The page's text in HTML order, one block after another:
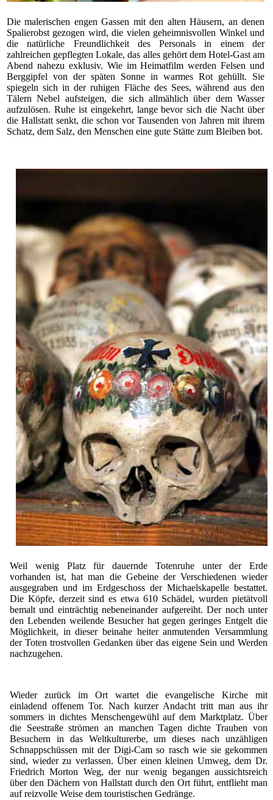
Die malerischen engen Gassen mit den alten Häusern, an denen
Spalierobst gezogen wird, die vielen geheimnisvollen Winkel und
die natürliche Freundlichkeit des Personals in einem der
zahlreichen gepflegten Lokale, das alles gehört dem Hotel-Gast am
Abend nahezu exklusiv. Wie im Heimatfilm werden Felsen und
Berggipfel von der späten Sonne in warmes Rot gehüllt. Sie
spiegeln sich in der ruhigen Fläche des Sees, während aus den
Tälern Nebel aufsteigen, die sich allmählich über dem Wasser
aufzulösen. Ruhe ist eingekehrt, lange bevor sich die Nacht über
die Hallstatt senkt, die schon vor Tausenden von Jahren mit ihrem
Schatz, dem Salz, den Menschen eine gute Stätte zum Bleiben bot.
Weil wenig Platz für dauernde Totenruhe unter der Erde
vorhanden ist, hat man die Gebeine der Verschiedenen wieder
ausgegraben und im Erdgeschoss der Michaelskapelle bestattet.
Die Köpfe, derzeit sind es etwa 610 Schädel, wurden pietätvoll
bemalt und einträchtig nebeneinander aufgereiht. Der noch unter
den Lebenden weilende Besucher hat gegen geringes Entgelt die
Möglichkeit, in dieser beinahe heiter anmutenden Versammlung
der Toten trostvollen Gedanken über das eigene Sein und Werden
nachzugehen.
Wieder zurück im Ort wartet die evangelische Kirche mit
einladend offenem Tor. Nach kurzer Andacht tritt man aus ihr
sommers in dichtes Menschengewühl auf dem Marktplatz. Über
die Seestraße strömen an manchen Tagen dichte Trauben von
Besuchern in das Weltkulturerbe, um dieses nach unzähligen
Schnappschüssen mit der Digi-Cam so rasch wie sie gekommen
sind, wieder zu verlassen. Über einen kleinen Umweg, dem Dr.
Friedrich Morton Weg, der nur wenig begangen aussichtsreich
über den Dächern von Hallstatt durch den Ort führt, entflieht man
auf reizvolle Weise dem touristischen Gedränge.